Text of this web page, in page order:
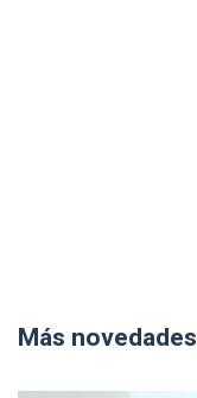
Más novedades